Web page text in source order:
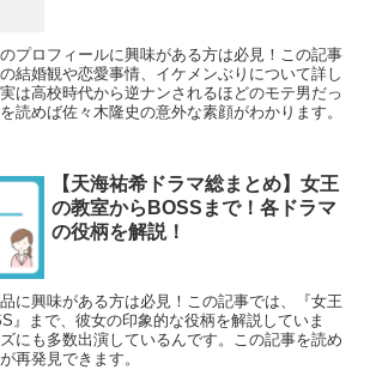
プロフィールに興味がある方は必見！この記事
結婚観や恋愛事情、イケメンぶりについて詳し
は高校時代から逆ナンされるほどのモテ男だっ
読めば佐々木隆史の意外な素顔がわかります。
【天海祐希ドラマ総まとめ】女王
の教室からBOSSまで！各ドラマ
の役柄を解説！
に興味がある方は必見！この記事では、『女王
』まで、彼女の印象的な役柄を解説していま
にも多数出演しているんです。この記事を読め
再発見できます。